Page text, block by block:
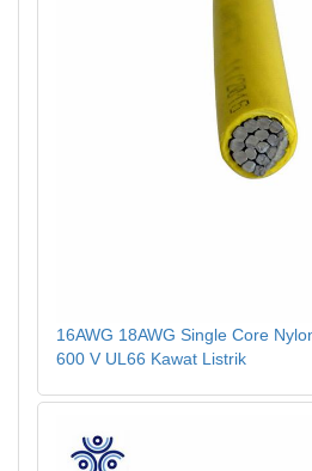
16AWG 18AWG Single Core
600 V UL66 Kawat Listrik